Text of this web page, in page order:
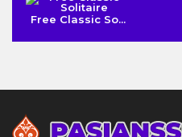
Free Classic So...